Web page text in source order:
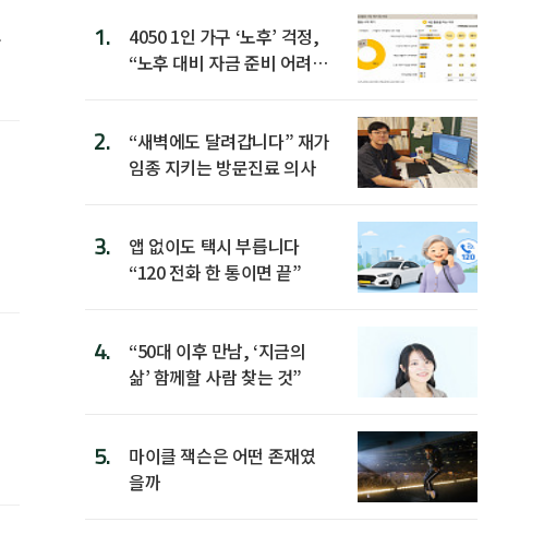
1.
4050 1인 가구 ‘노후’ 걱정,
“노후 대비 자금 준비 어려
2.
“새벽에도 달려갑니다” 재가
임종 지키는 방문진료 의사
3.
앱 없이도 택시 부릅니다
“120 전화 한 통이면 끝”
4.
“50대 이후 만남, ‘지금의
삶’ 함께할 사람 찾는 것”
5.
마이클 잭슨은 어떤 존재였
을까